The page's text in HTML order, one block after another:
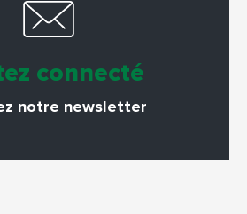
connecté
notre newsletter